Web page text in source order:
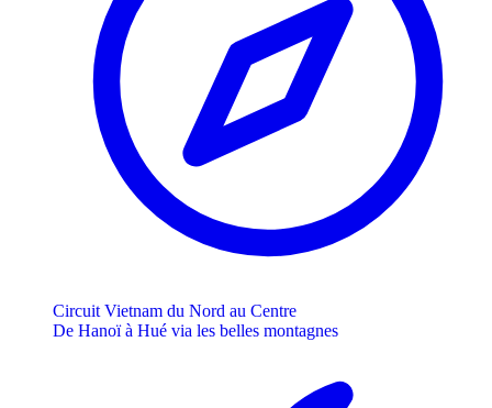
Circuit Vietnam du Nord au Centre
De Hanoï à Hué via les belles montagnes